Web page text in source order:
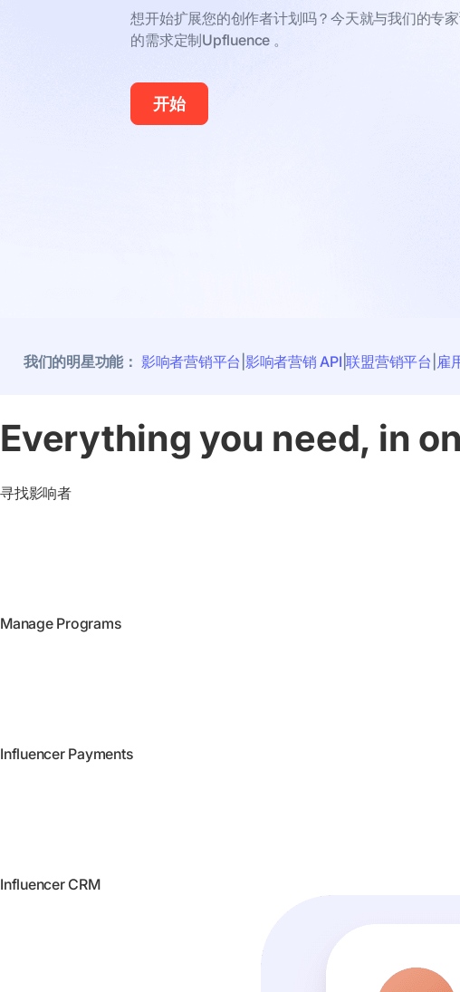
想开始扩展您的创作者计划吗？今天就与我们的专
的需求定制Upfluence 。
开始
我们的明星功能： 影响者营销平台 影响者营销 API |联盟营销平台 雇
Everything you need, in
寻找影响者
Manage Programs
Influencer Payments
Influencer CRM